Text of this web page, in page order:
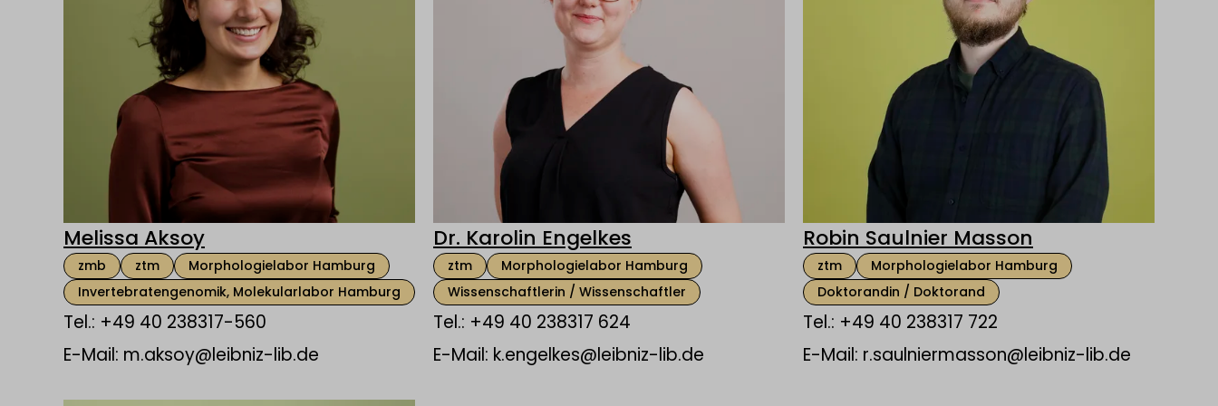
Melissa Aksoy
zmb ztm
Morphologielabor Hamburg
Invertebratengenomik, Molekularlabor Hamburg
Tel.: +49 40 238317-560
E-Mail: m.aksoy@leibniz-lib.de
Dr. Karolin Engelkes
ztm
Morphologielabor Hamburg
Wissenschaftlerin / Wissenschaftler
Tel.: +49 40 238317 624
E-Mail: k.engelkes@leibniz-lib.de
Robin Saulnier Masson
ztm
Morphologielabor Hamburg
Doktorandin / Doktorand
Tel.: +49 40 238317 722
E-Mail: r.saulniermasson@leibniz-lib.de